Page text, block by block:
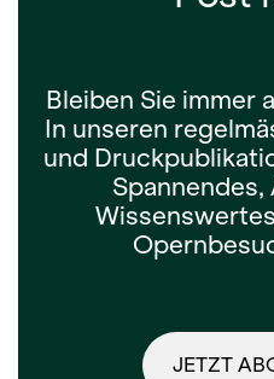
Bleiben Sie immer
In unseren
und
JETZT